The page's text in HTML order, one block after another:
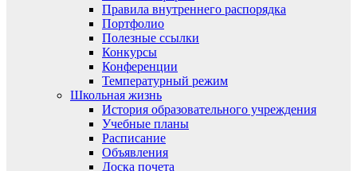
Правила внутреннего распорядка
Портфолио
Полезные ссылки
Конкурсы
Конференции
Температурный режим
Школьная жизнь
История образовательного учреждения
Учебные планы
Расписание
Объявления
Доска почета